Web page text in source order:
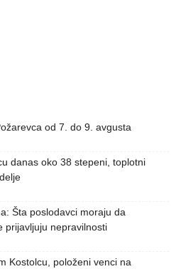
od 7. do 9. avgusta
danas oko 38 stepeni, toplotni
Šta poslodavci moraju da
prijavljuju nepravilnosti
Kostolcu, položeni venci na